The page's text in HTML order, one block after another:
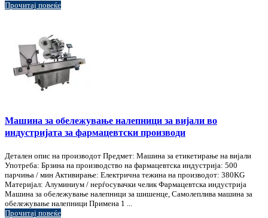
Прочитај повеќе
Машина за обележување налепници за вијали во
индустријата за фармацевтски производи
Детален опис на производот Предмет: Машина за етикетирање на вијали
Употреба: Брзина на производство на фармацевтска индустрија: 500
парчиња / мин Активирање: Електрична тежина на производот: 380KG
Материјал: Алуминиум / нерѓосувачки челик Фармацевтска индустрија
Машина за обележување налепници за шишенце, Самолеплива машина за
обележување налепници Примена 1 ...
Прочитај повеќе